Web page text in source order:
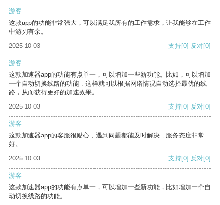
游客
这款app的功能非常强大，可以满足我所有的工作需求，让我能够在工作
中游刃有余。
2025-10-03
支持[0] 反对[0]
游客
这款加速器app的功能有点单一，可以增加一些新功能。比如，可以增加
一个自动切换线路的功能，这样就可以根据网络情况自动选择最优的线
路，从而获得更好的加速效果。
2025-10-03
支持[0] 反对[0]
游客
这款加速器app的客服很贴心，遇到问题都能及时解决，服务态度非常
好。
2025-10-03
支持[0] 反对[0]
游客
这款加速器app的功能有点单一，可以增加一些新功能，比如增加一个自
动切换线路的功能。